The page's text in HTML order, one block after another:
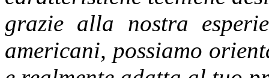
grazie alla nostra
americani, possiamo